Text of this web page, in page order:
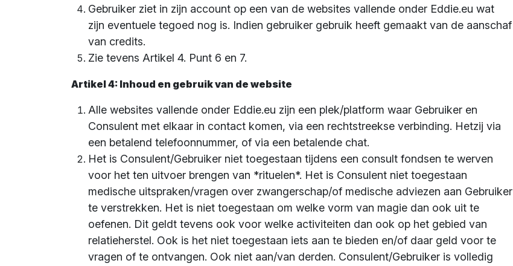
Gebruiker ziet in zijn account op een van de websites vallende onder Eddie.eu wat
zijn eventuele tegoed nog is. Indien gebruiker gebruik heeft gemaakt van de aanschaf
van credits.
Zie tevens Artikel 4. Punt 6 en 7.
Artikel 4: Inhoud en gebruik van de website
Alle websites vallende onder Eddie.eu zijn een plek/platform waar Gebruiker en
Consulent met elkaar in contact komen, via een rechtstreekse verbinding. Hetzij via
een betalend telefoonnummer, of via een betalende chat.
Het is Consulent/Gebruiker niet toegestaan tijdens een consult fondsen te werven
voor het ten uitvoer brengen van *rituelen*. Het is Consulent niet toegestaan
medische uitspraken/vragen over zwangerschap/of medische adviezen aan Gebruiker
te verstrekken. Het is niet toegestaan om welke vorm van magie dan ook uit te
oefenen. Dit geldt tevens ook voor welke activiteiten dan ook op het gebied van
relatieherstel. Ook is het niet toegestaan iets aan te bieden en/of daar geld voor te
vragen of te ontvangen. Ook niet aan/van derden. Consulent/Gebruiker is volledig